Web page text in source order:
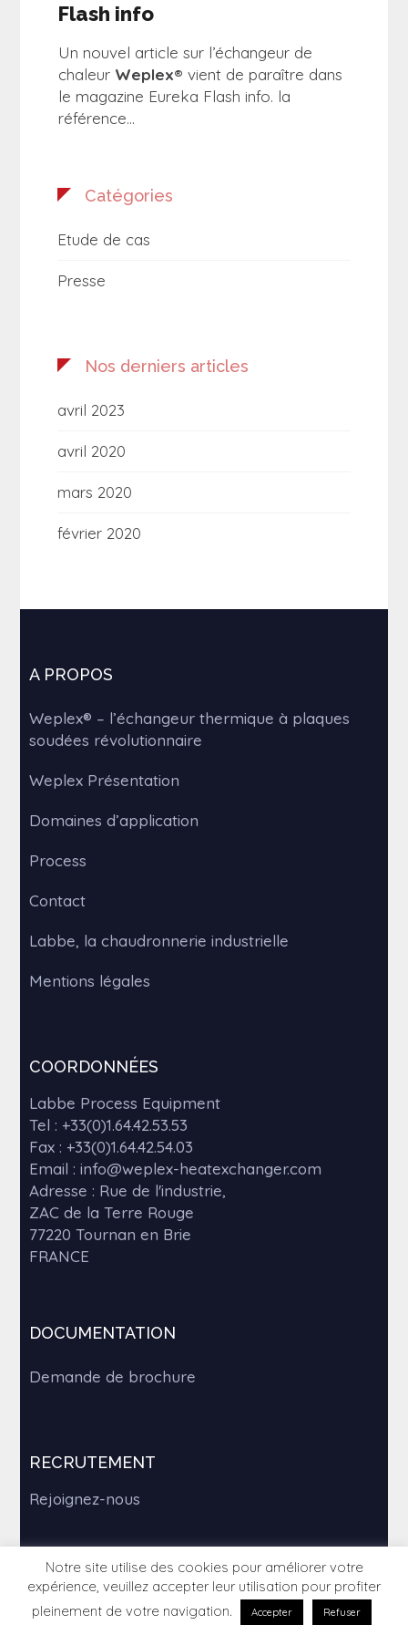
Flash info
Un nouvel article sur l’échangeur de
chaleur Weplex® vient de paraître dans
le magazine Eureka Flash info. la
référence…
Catégories
Etude de cas
Presse
Nos derniers articles
avril 2023
avril 2020
mars 2020
février 2020
A PROPOS
Weplex® – l’échangeur thermique à plaques
soudées révolutionnaire
Weplex Présentation
Domaines d’application
Process
Contact
Labbe, la chaudronnerie industrielle
Mentions légales
COORDONNÉES
Labbe Process Equipment
Tel : +33(0)1.64.42.53.53
Fax : +33(0)1.64.42.54.03
Email : info@weplex-heatexchanger.com
Adresse : Rue de l'industrie,
ZAC de la Terre Rouge
77220 Tournan en Brie
FRANCE
DOCUMENTATION
Demande de brochure
RECRUTEMENT
Rejoignez-nous
Copyright © 2026Weplex, l'échangeur de chaleur à
plaques soudées. All rights reserved. Theme Sufficeby
Notre site utilise des cookies pour améliorer votre
expérience, veuillez accepter leur utilisation pour profiter
pleinement de votre navigation.
Accepter Refuser